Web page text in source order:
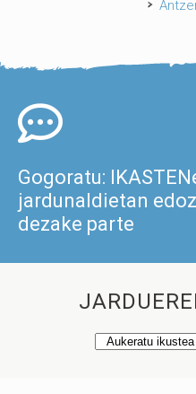
Gogoratu:
jardunaldietan
dezake parte